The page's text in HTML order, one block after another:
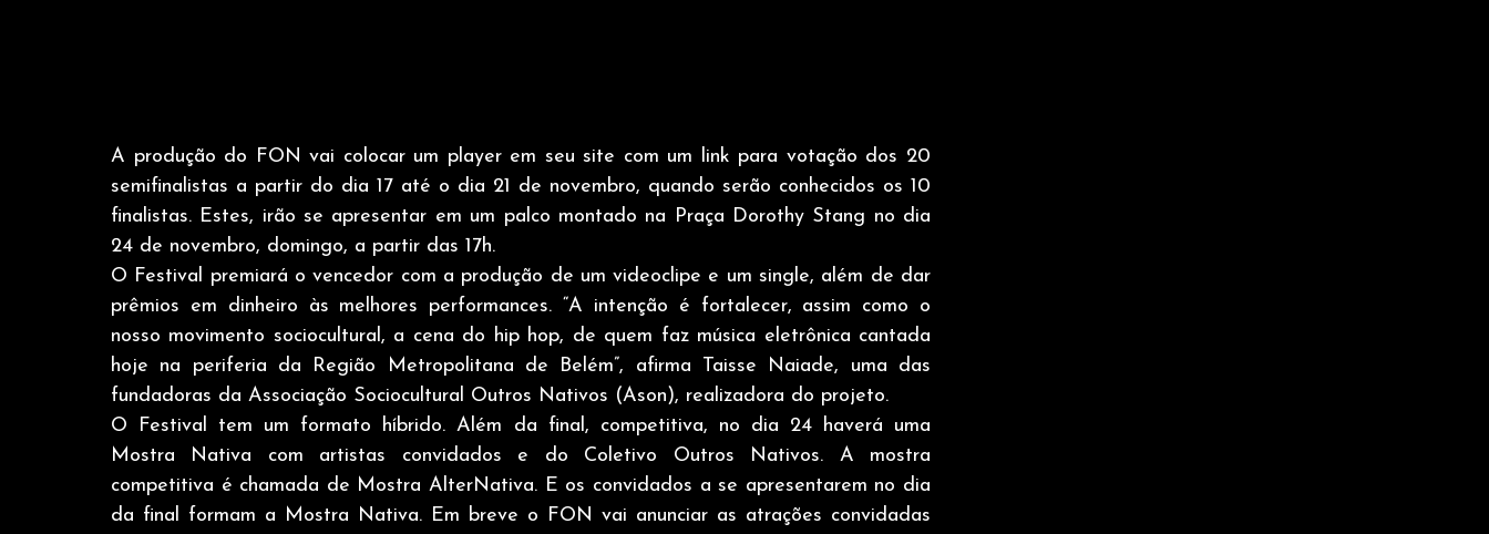
A produção do FON vai colocar um player em seu site com um link para votação dos 20
semifinalistas a partir do dia 17 até o dia 21 de novembro, quando serão conhecidos os 10
finalistas. Estes, irão se apresentar em um palco montado na Praça Dorothy Stang no dia
24 de novembro, domingo, a partir das 17h.
O Festival premiará o vencedor com a produção de um videoclipe e um single, além de dar
prêmios em dinheiro às melhores performances. “A intenção é fortalecer, assim como o
nosso movimento sociocultural, a cena do hip hop, de quem faz música eletrônica cantada
hoje na periferia da Região Metropolitana de Belém”, afirma Taisse Naiade, uma das
fundadoras da Associação Sociocultural Outros Nativos (Ason), realizadora do projeto.
O Festival tem um formato híbrido. Além da final, competitiva, no dia 24 haverá uma
Mostra Nativa com artistas convidados e do Coletivo Outros Nativos. A mostra
competitiva é chamada de Mostra AlterNativa. E os convidados a se apresentarem no dia
da final formam a Mostra Nativa. Em breve o FON vai anunciar as atrações convidadas